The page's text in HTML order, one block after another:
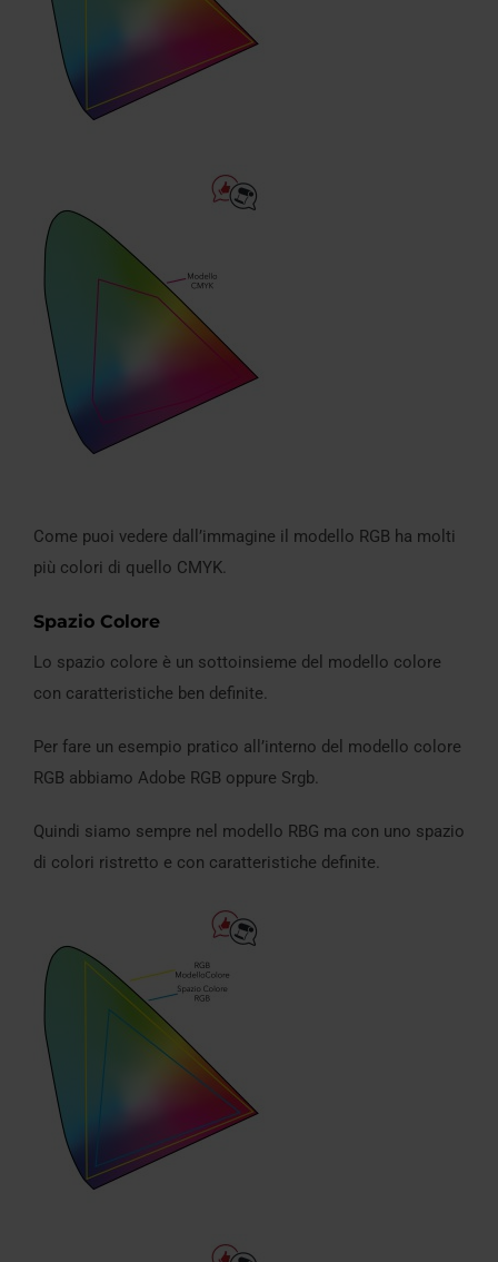
Come puoi vedere dall’immagine il modello RGB ha molti
più colori di quello CMYK.
Spazio Colore
Lo spazio colore è un sottoinsieme del modello colore
con caratteristiche ben definite.
Per fare un esempio pratico all’interno del modello colore
RGB abbiamo Adobe RGB oppure Srgb.
Quindi siamo sempre nel modello RBG ma con uno spazio
di colori ristretto e con caratteristiche definite.